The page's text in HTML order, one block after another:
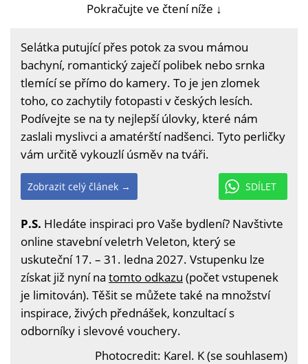
Pokračujte ve čtení níže ↓
Selátka putující přes potok za svou mámou
bachyní, romantický zaječí polibek nebo srnka
tlemící se přímo do kamery. To je jen zlomek
toho, co zachytily fotopasti v českých lesích.
Podívejte se na ty nejlepší úlovky, které nám
zaslali myslivci a amatérští nadšenci. Tyto perličky
vám určitě vykouzlí úsměv na tváři.
SDÍLET
Zobrazit celý článek →
P.S. Hledáte inspiraci pro Vaše bydlení? Navštivte
online stavební veletrh Veleton, který se
uskuteční 17. – 31. ledna 2027. Vstupenku lze
získat již nyní na tomto odkazu (počet vstupenek
je limitován). Těšit se můžete také na množství
inspirace, živých přednášek, konzultací s
odborníky i slevové vouchery.
Photocredit: Karel. K (se souhlasem)